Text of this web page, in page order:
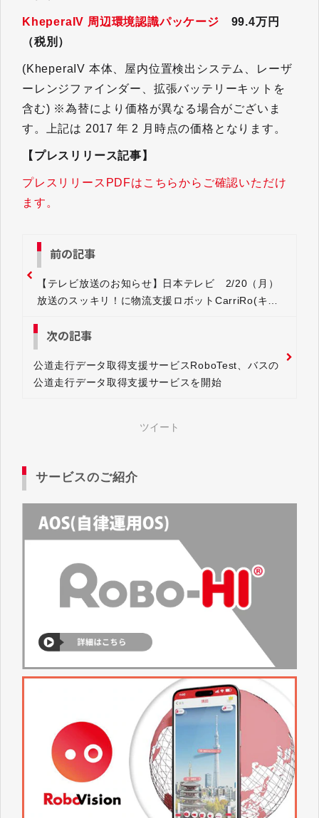
KheperaIV 周辺環境認識パッケージ
99.4万円
（税別）
(KheperaIV 本体、屋内位置検出システム、レーザ
ーレンジファインダー、拡張バッテリーキットを
含む) ※為替により価格が異なる場合がございま
す。上記は 2017 年 2 月時点の価格となります。
【プレスリリース記事】
プレスリリースPDFはこちらからご確認いただけ
ます。
前の記事
【テレビ放送のお知らせ】日本テレビ 2/20（月）
放送のスッキリ！に物流支援ロボットCarriRo(キャ
次の記事
公道走行データ取得支援サービスRoboTest、バスの
公道走行データ取得支援サービスを開始
ツイート
サービスのご紹介